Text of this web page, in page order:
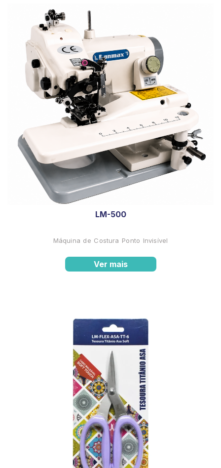
LM-500
Máquina de Costura Ponto Invisível
Ver mais